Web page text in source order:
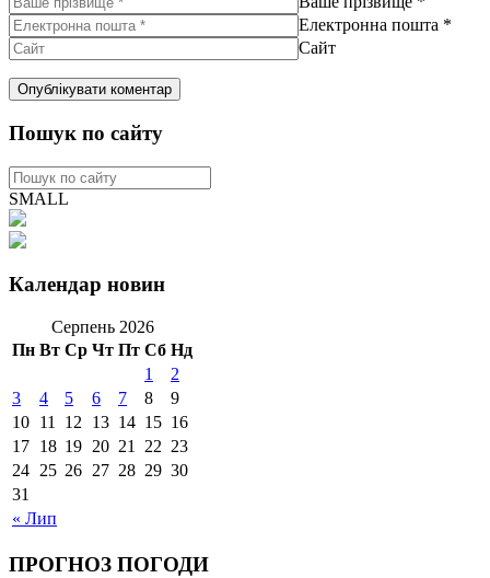
Електронна пошта *
Сайт
Пошук по сайту
SMALL
Календар новин
Серпень 2026
Пн Вт Ср Чт Пт Сб Нд
« Лип
1
2
3
4 5 6 7 8
9
10 11 12 13 14 15 16
17 18 19 20 21 22 23
24 25 26 27 28 29 30
31
ПРОГНОЗ ПОГОДИ